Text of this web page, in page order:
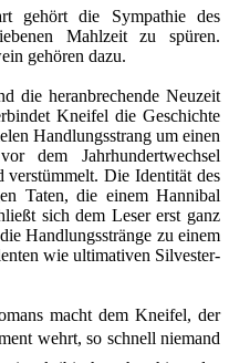
gehört die Sympathie des
Mahlzeit zu spüren.
gehören dazu.
die heranbrechende Neuzeit
Kneifel die Geschichte
Handlungsstrang um einen
dem Jahrhundertwechsel
verstümmelt. Die Identität des
Taten, die einem Hannibal
sich dem Leser erst ganz
Handlungsstränge zu einem
wie ultimativen Silvester-
macht dem Kneifel, der
wehrt, so schnell niemand